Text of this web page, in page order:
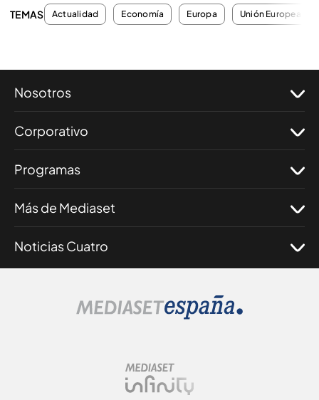
TEMAS Actualidad Economía Europa Unión Europea
Nosotros
Corporativo
Programas
Más de Mediaset
Noticias Cuatro